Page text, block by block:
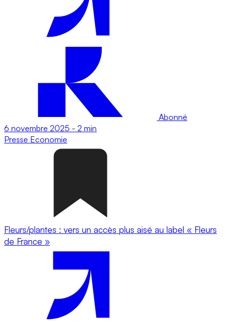
Abonné
6 novembre 2025 - 2 min
Presse Economie
Fleurs/plantes : vers un accès plus aisé au label « Fleurs
de France »